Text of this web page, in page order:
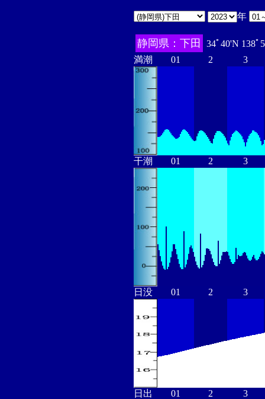
年
静岡県：下田
34ﾟ40'N 138ﾟ
満潮
01 2 3
干潮 01 2 3
日没 01 2 3
日出 01 2 3